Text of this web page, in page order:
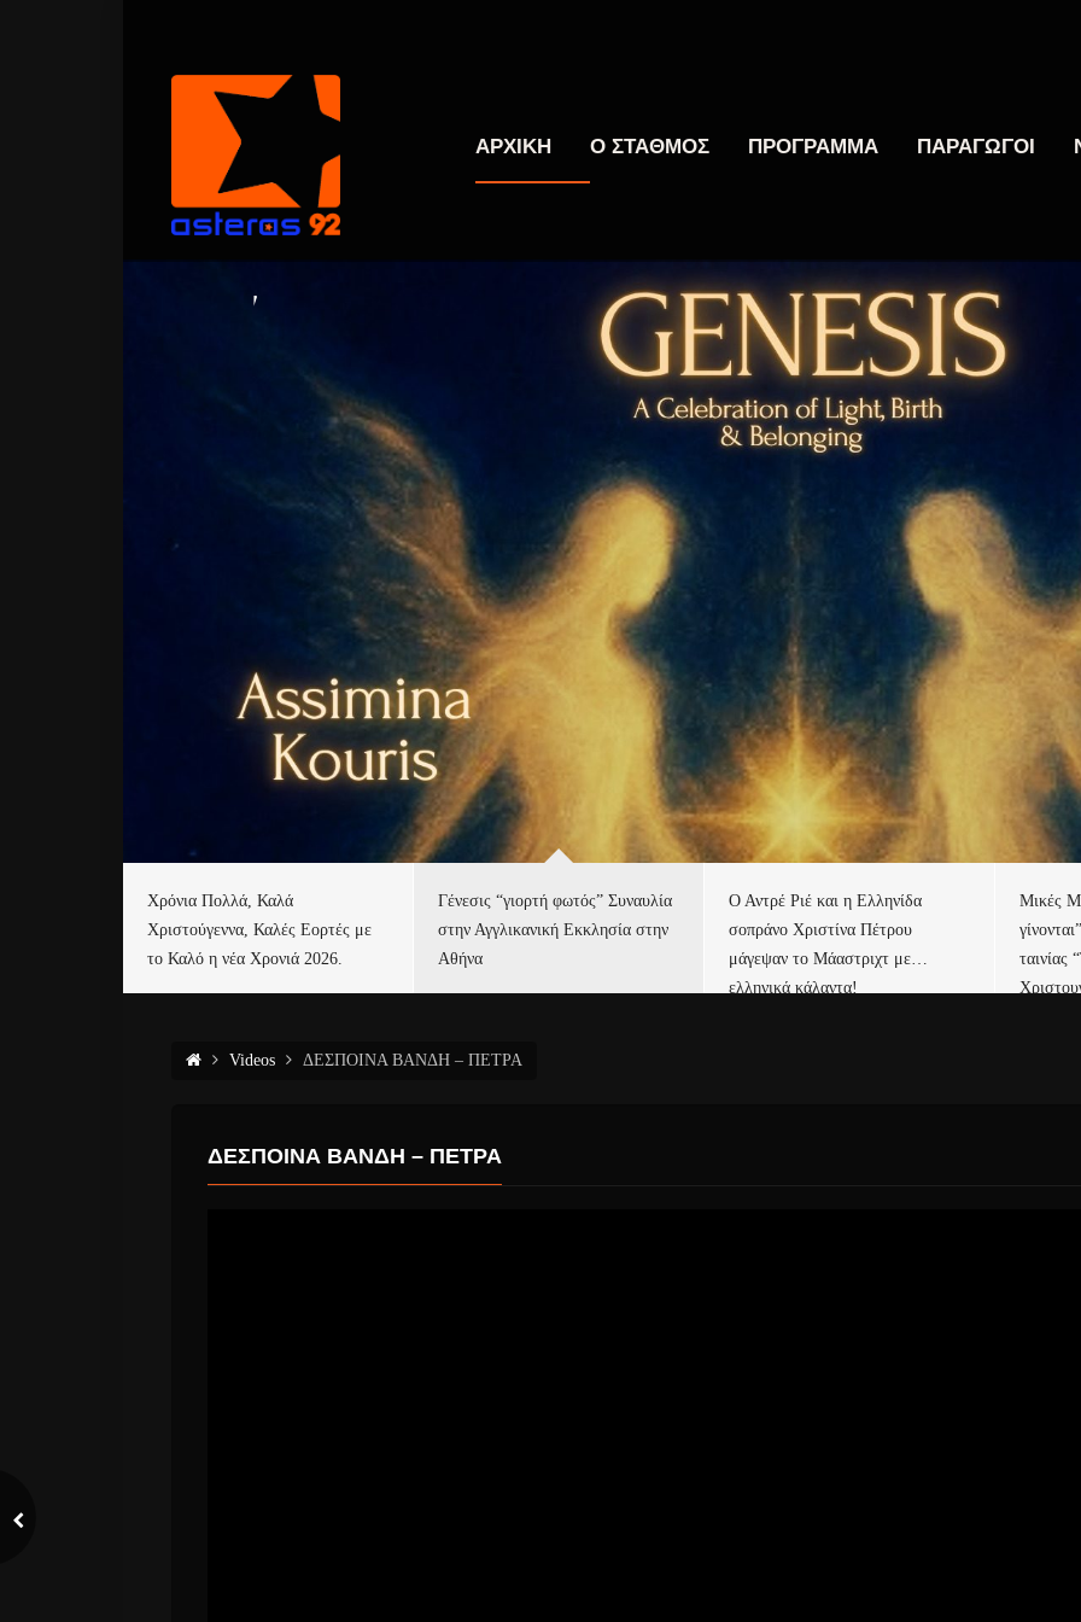
ΑΡΧΙΚΗ Ο ΣΤΑΘΜΟΣ ΠΡΟΓΡΑΜΜΑ ΠΑΡΑΓΩΓΟΙ
Χρόνια Πολλά, Καλά
Χριστούγεννα, Καλές Εορτές με
το Καλό η νέα Χρονιά 2026.
Γένεσις “γιορτή φωτός” Συναυλία
στην Αγγλικανική Εκκλησία στην
Αθήνα
Ο Αντρέ Ριέ και η Ελληνίδα
σοπράνο Χριστίνα Πέτρου
μάγεψαν το Μάαστριχτ με…
ελληνικά κάλαντα!
Μικές
ταινίας
Videos ΔΕΣΠΟΙΝΑ ΒΑΝΔΗ – ΠΕΤΡΑ
ΔΕΣΠΟΙΝΑ ΒΑΝΔΗ – ΠΕΤΡΑ